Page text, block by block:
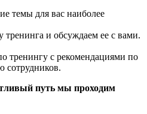
темы для вас наиболее
и обсуждаем ее с вами.
тренингу с рекомендациями по
сотрудников.
путь мы проходим